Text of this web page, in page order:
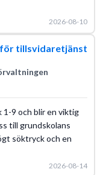
2026-08-10
tillsvidaretjänst
1-9 och blir en viktig
till grundskolans
söktryck och en
2026-08-14